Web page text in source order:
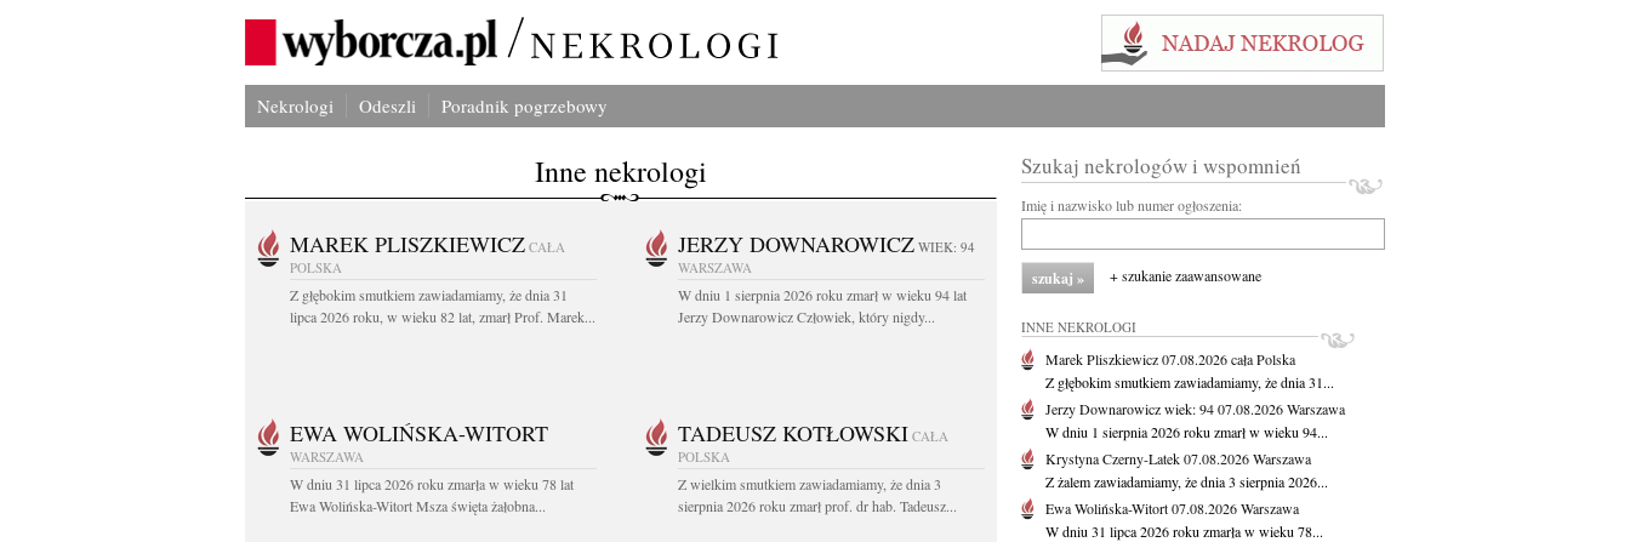
Nekrologi Odeszli Poradnik pogrzebowy
Inne nekrologi
MAREK PLISZKIEWICZ CAŁA
POLSKA
Z głębokim smutkiem zawiadamiamy, że dnia 31
lipca 2026 roku, w wieku 82 lat, zmarł Prof. Marek...
JERZY DOWNAROWICZ WIEK: 94
WARSZAWA
W dniu 1 sierpnia 2026 roku zmarł w wieku 94 lat
Jerzy Downarowicz Człowiek, który nigdy...
EWA WOLIŃSKA-WITORT
WARSZAWA
W dniu 31 lipca 2026 roku zmarła w wieku 78 lat
Ewa Wolińska-Witort Msza święta żałobna...
TADEUSZ KOTŁOWSKI CAŁA
POLSKA
Z wielkim smutkiem zawiadamiamy, że dnia 3
sierpnia 2026 roku zmarł prof. dr hab. Tadeusz...
Szukaj nekrologów i wspomnień
Imię i nazwisko lub numer ogłoszenia:
+ szukanie zaawansowane
INNE NEKROLOGI
Marek Pliszkiewicz07.08.2026cała Polska
Z głębokim smutkiem zawiadamiamy, że dnia 31...
Jerzy Downarowiczwiek: 9407.08.2026Warszawa
W dniu 1 sierpnia 2026 roku zmarł w wieku 94...
Krystyna Czerny-Latek07.08.2026Warszawa
Z żalem zawiadamiamy, że dnia 3 sierpnia 2026...
Ewa Wolińska-Witort07.08.2026Warszawa
W dniu 31 lipca 2026 roku zmarła w wieku 78...